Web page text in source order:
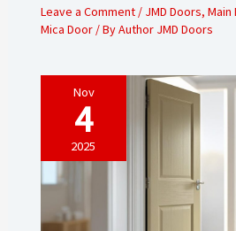
Leave a Comment / JMD Doors, Main
Mica Door/ ByAuthor JMD Doors
Nov
4
2025